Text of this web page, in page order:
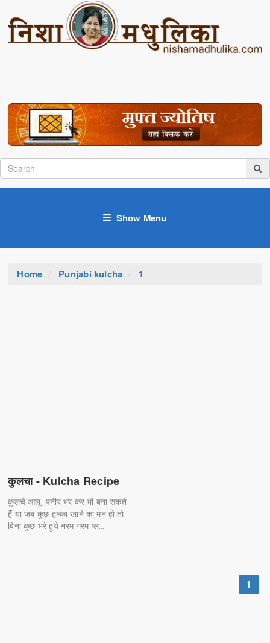
Show Menu
Home Punjabi kulcha 1
कुलचा - Kulcha Recipe
कुलचे आलू, पनीर भर कर भी बना सकते
हैं या जब कुछ हल्का खाने का मन हो तो
बिना कुछ भरे हुये नरम गरम प्ल...
1